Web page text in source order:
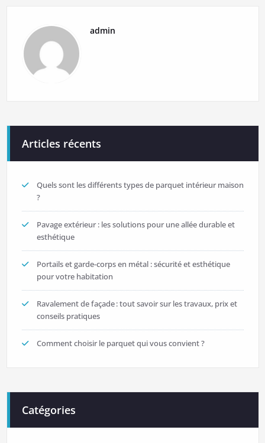
admin
Articles récents
Quels sont les différents types de parquet intérieur maison
?
Pavage extérieur : les solutions pour une allée durable et
esthétique
Portails et garde-corps en métal : sécurité et esthétique
pour votre habitation
Ravalement de façade : tout savoir sur les travaux, prix et
conseils pratiques
Comment choisir le parquet qui vous convient ?
Catégories